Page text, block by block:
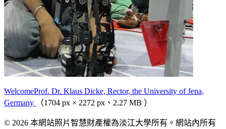
WelcomeProf. Dr. Klaus Dicke, Rector, the University of Jena,
Germany
（1704 px × 2272 px、2.27 MB ）
© 2026 本網站照片智慧財產權為淡江大學所有。網站內所有